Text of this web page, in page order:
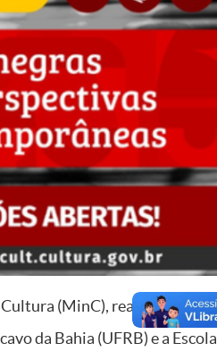
(MinC), realizada em
da Bahia (UFRB) e a Escola